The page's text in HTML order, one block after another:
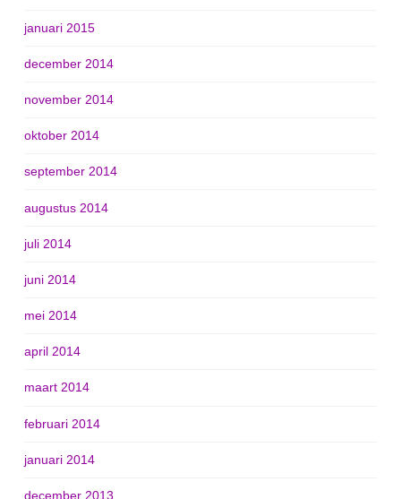
januari 2015
december 2014
november 2014
oktober 2014
september 2014
augustus 2014
juli 2014
juni 2014
mei 2014
april 2014
maart 2014
februari 2014
januari 2014
december 2013